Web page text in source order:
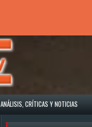
ANÁLISIS, CRÍTICAS Y NOTICIAS